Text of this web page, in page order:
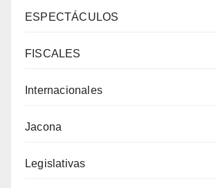
ESPECTÁCULOS
FISCALES
Internacionales
Jacona
Legislativas